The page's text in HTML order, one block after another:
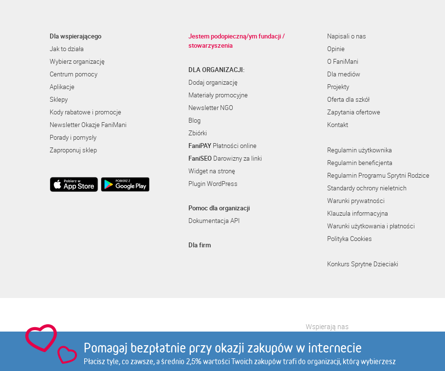
Dla wspierającego
Jak to działa
Wybierz organizację
Centrum pomocy
Aplikacje
Sklepy
Kody rabatowe i promocje
Newsletter Okazje FaniMani
Porady i pomysły
Zaproponuj sklep
Jestem podopieczną/ym fundacji /
stowarzyszenia
DLA ORGANIZACJI:
Dodaj organizację
Materiały promocyjne
Newsletter NGO
Blog
Zbiórki
FaniPAY Płatności online
FaniSEO Darowizny za linki
Widget na stronę
Plugin WordPress
Pomoc dla organizacji
Dokumentacja API
Dla firm
Napisali o nas
Opinie
O FaniMani
Dla mediów
Projekty
Oferta dla szkół
Zapytania ofertowe
Kontakt
Regulamin użytkownika
Regulamin beneficjenta
Regulamin Programu Sprytni Rodzice
Standardy ochrony nieletnich
Warunki prywatności
Klauzula informacyjna
Warunki użytkowania i płatności
Polityka Cookies
Konkurs Sprytne Dzieciaki
Wspierają nas
amso.pl
olimpstore.pl botland.com.pl edomator.pl elcartel.pl
Pomagaj bezpłatnie przy okazji zakupów w internecie
Płacisz tyle, co zawsze, a średnio 2,5% wartości Twoich zakupów trafi do organizacji, którą wybierzesz